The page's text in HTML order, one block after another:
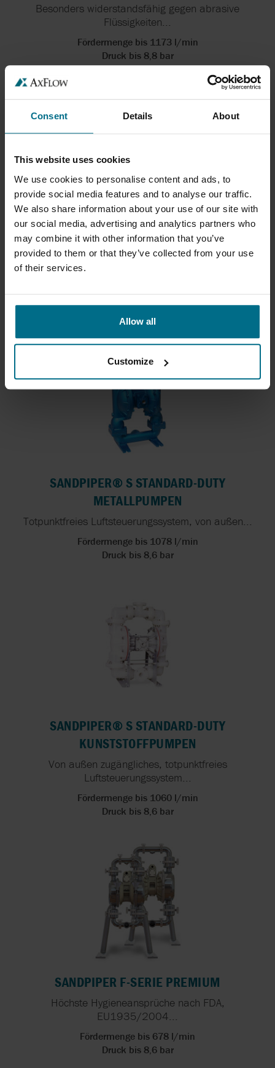
Consent Details About
This website uses cookies
We use cookies to personalise content and ads, to
provide social media features and to analyse our traffic.
We also share information about your use of our site with
our social media, advertising and analytics partners who
may combine it with other information that you’ve
provided to them or that they’ve collected from your use
of their services.
Allow all
Customize
Besonders widerstandsfähig gegen abrasive
Flüssigkeiten...
Fördermenge bis 1173 l/min
Druck bis 8,8 bar
SANDPIPER DOPPELMEMBRANPUMPEN
MIT TRENNKAMMER
Trennkammerpumpen - wenn Sicherheit erste
Fördermenge bis 400 l/min
SANDPIPER® S STANDARD-DUTY
METALLPUMPEN
Totpunktfreies Luftsteuerungssystem, von außen...
Fördermenge bis 1078 l/min
Druck bis 8,6 bar
SANDPIPER® S STANDARD-DUTY
KUNSTSTOFFPUMPEN
Von außen zugängliches, totpunktfreies
Luftsteuerungssystem...
Fördermenge bis 1060 l/min
Druck bis 8,6 bar
SANDPIPER F-SERIE PREMIUM
Höchste Hygieneansprüche nach FDA,
EU1935/2004...
Fördermenge bis 678 l/min
Druck bis 8,6 bar